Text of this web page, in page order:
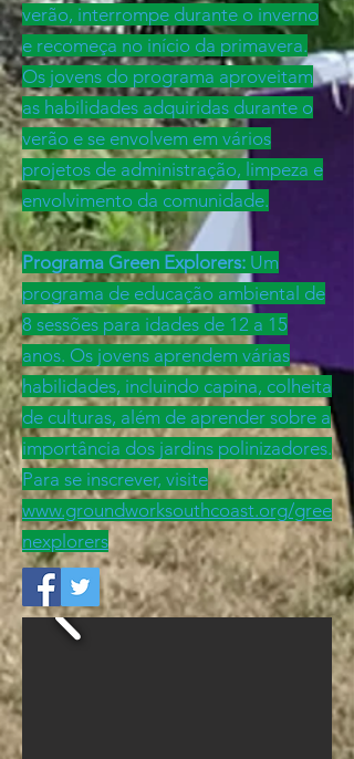
verão, interrompe durante o inverno
e recomeça no início da primavera.
Os jovens do programa aproveitam
as habilidades adquiridas durante o
verão e se envolvem em vários
projetos de administração, limpeza e
envolvimento da comunidade.
Programa Green Explorers: Um
programa de educação ambiental de
8 sessões para idades de 12 a 15
anos. Os jovens aprendem várias
habilidades, incluindo capina, colheita
de culturas, além de aprender sobre a
importância dos jardins polinizadores.
Para se inscrever, visite
www.groundworksouthcoast.org/gree
nexplorers